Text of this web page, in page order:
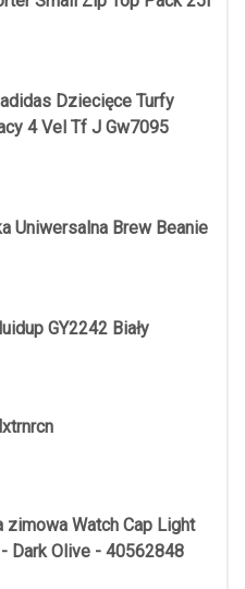
Dziecięce Turfy
4 Vel Tf J Gw7095
Uniwersalna Brew Beanie
GY2242 Biały
zimowa Watch Cap Light
Dark Olive - 40562848